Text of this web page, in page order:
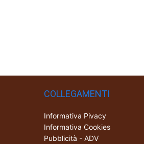
COLLEGAMENTI
Informativa Pivacy
Informativa Cookies
Pubblicità - ADV